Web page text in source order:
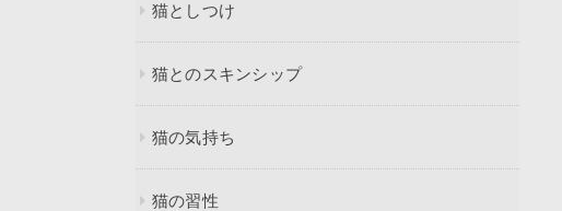
猫としつけ
猫とのスキンシップ
猫の気持ち
猫の習性